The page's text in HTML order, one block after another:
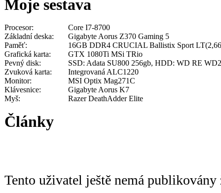
Moje sestava
Procesor:
Core I7-8700
Základní deska:
Gigabyte Aorus Z370 Gaming 5
Paměť:
16GB DDR4 CRUCIAL Ballistix Sport
Grafická karta:
GTX 1080Ti MSi TRio
Pevný disk:
SSD: Adata SU800 256gb, HDD: WD RE
Zvuková karta:
Integrovaná ALC1220
Monitor:
MSI Optix Mag271C
Klávesnice:
Gigabyte Aorus K7
Myš:
Razer DeathAdder Elite
Články
Tento uživatel ještě nemá publikovány